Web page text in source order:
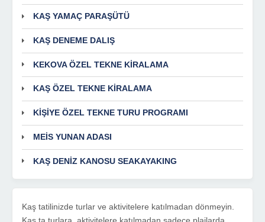
KAŞ YAMAÇ PARAŞÜTÜ
KAŞ DENEME DALIŞ
KEKOVA ÖZEL TEKNE KİRALAMA
KAŞ ÖZEL TEKNE KİRALAMA
KİŞİYE ÖZEL TEKNE TURU PROGRAMI
MEİS YUNAN ADASI
KAŞ DENİZ KANOSU SEAKAYAKING
Kaş tatilinizde turlar ve aktivitelere katılmadan dönmeyin.